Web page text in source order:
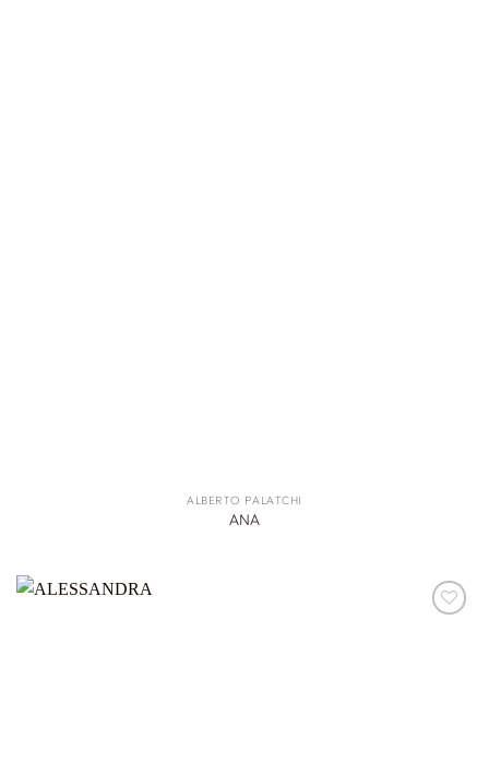
ALBERTO PALATCHI
ANA